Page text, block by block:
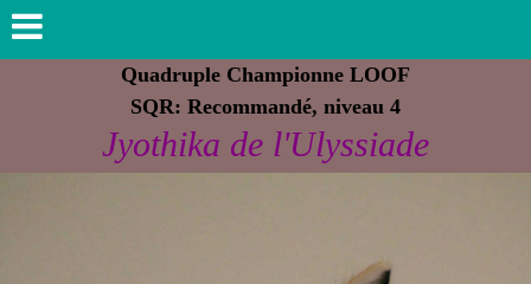
Quadruple Championne LOOF
SQR: Recommandé, niveau 4
Jyothika de l'Ulyssiade